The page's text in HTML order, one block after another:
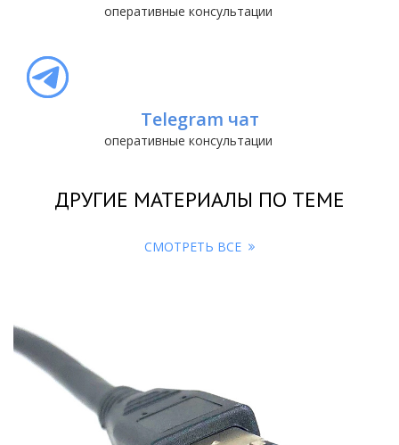
ДРУГИЕ МАТЕРИАЛЫ ПО ТЕМЕ
СМОТРЕТЬ ВСЕ
оперативные консультации
Telegram чат
оперативные консультации